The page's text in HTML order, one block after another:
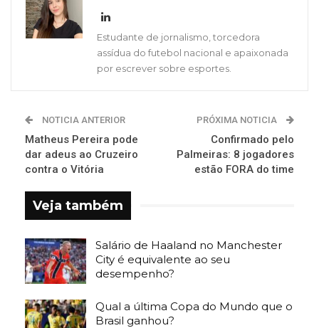
Estudante de jornalismo, torcedora
assídua do futebol nacional e apaixonada
por escrever sobre esportes.
NOTICIA ANTERIOR
Matheus Pereira pode
dar adeus ao Cruzeiro
contra o Vitória
PRÓXIMA NOTICIA
Confirmado pelo
Palmeiras: 8 jogadores
estão FORA do time
Veja também
Salário de Haaland no Manchester
City é equivalente ao seu
desempenho?
Qual a última Copa do Mundo que o
Brasil ganhou?